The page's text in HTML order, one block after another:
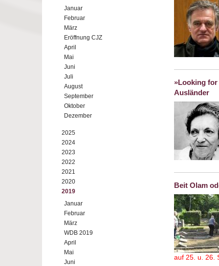
Januar
Februar
März
Eröffnung CJZ
April
Mai
Juni
Juli
August
September
Oktober
Dezember
2025
2024
2023
2022
2021
2020
2019
Januar
Februar
März
WDB 2019
April
Mai
Juni
»Looking for
Ausländer
Beit Olam
auf 25. u. 26.